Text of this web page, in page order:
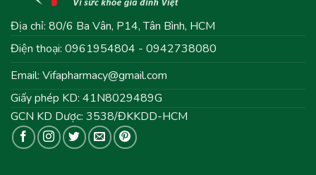
Địa chỉ: 80/6 Ba Vân, P14, Tân Bình, HCM
Điện thoại: 0961954804 - 0942738080
Email: Vifapharmacy@gmail.com
Giấy phép KD: 41N8029489G
GCN KD Dược: 3538/ĐKKDD-HCM